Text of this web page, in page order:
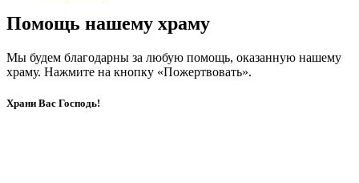
Помощь нашему храму
Мы будем благодарны за любую помощь, оказанную нашему
храму. Нажмите на кнопку «Пожертвовать».
Храни Вас Господь!